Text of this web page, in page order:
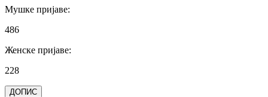
Мушке пријаве:
486
Женске пријаве:
228
ДОПИС